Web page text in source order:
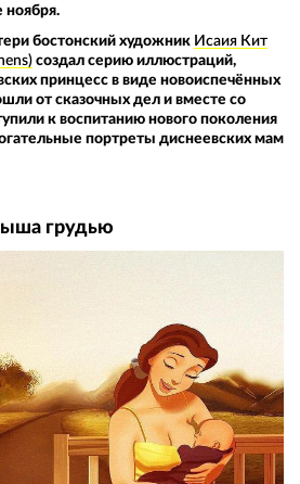
ноября.
бостонский художник Исаия Кит
создал серию иллюстраций,
принцесс в виде новоиспечённых
от сказочных дел и вместе со
к воспитанию нового поколения
портреты диснеевских мам
грудью